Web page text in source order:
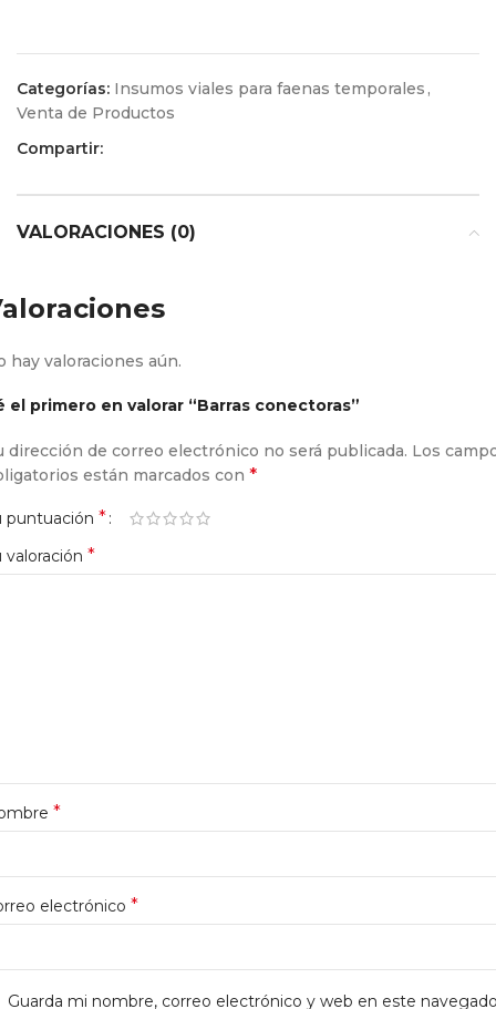
Categorías: Insumos viales para faenas temporales ,
Venta de Productos
Compartir:
VALORACIONES (0)
hay valoraciones aún.
el primero en valorar “Barras conectoras”
dirección de correo electrónico no será publicada. Los
están marcados con *
puntuación *
valoración *
*
electrónico *
Guarda mi nombre, correo electrónico y web en este